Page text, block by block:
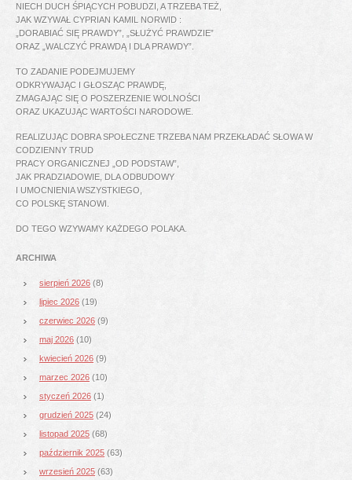
NIECH DUCH ŚPIĄCYCH POBUDZI, A TRZEBA TEŻ,
JAK WZYWAŁ CYPRIAN KAMIL NORWID :
„DORABIAĆ SIĘ PRAWDY”, „SŁUŻYĆ PRAWDZIE”
ORAZ „WALCZYĆ PRAWDĄ I DLA PRAWDY”.
TO ZADANIE PODEJMUJEMY
ODKRYWAJĄC I GŁOSZĄC PRAWDĘ,
ZMAGAJĄC SIĘ O POSZERZENIE WOLNOŚCI
ORAZ UKAZUJĄC WARTOŚCI NARODOWE.
REALIZUJĄC DOBRA SPOŁECZNE TRZEBA NAM PRZEKŁADAĆ SŁOWA W
CODZIENNY TRUD
PRACY ORGANICZNEJ „OD PODSTAW”,
JAK PRADZIADOWIE, DLA ODBUDOWY
I UMOCNIENIA WSZYSTKIEGO,
CO POLSKĘ STANOWI.
DO TEGO WZYWAMY KAŻDEGO POLAKA.
ARCHIWA
sierpień 2026 (8)
lipiec 2026 (19)
czerwiec 2026 (9)
maj 2026 (10)
kwiecień 2026 (9)
marzec 2026 (10)
styczeń 2026 (1)
grudzień 2025 (24)
listopad 2025 (68)
październik 2025 (63)
wrzesień 2025 (63)